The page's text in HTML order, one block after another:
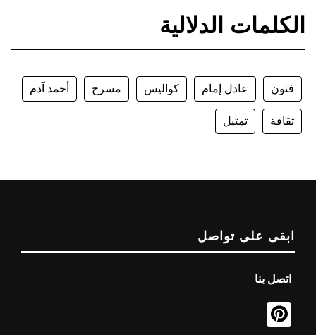
الكلمات الدلالية
فنون عادل إمام كواليس مسرح أحمد آدم
ثقافة تمثيل
ابقى على تواصل
اتصل بنا